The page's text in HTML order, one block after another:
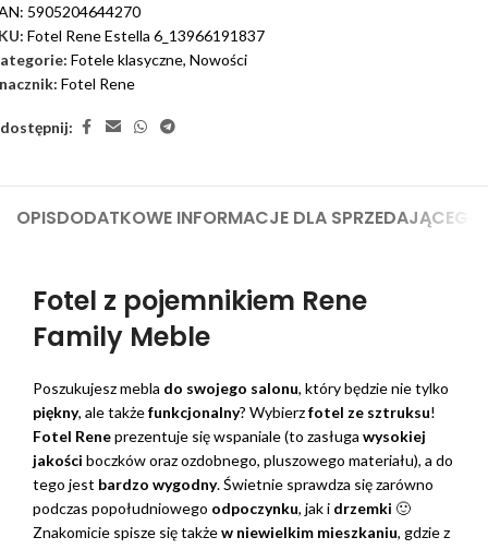
5905204644270
Fotel Rene Estella 6_13966191837
Fotele klasyczne, Nowości
Fotel Rene
OPISDODATKOWE INFORMACJE DLA SPRZEDAJĄCEGO
Fotel z pojemnikiem Rene
Family Meble
Poszukujesz mebla do swojego salonu, który będzie nie tylko
piękny, ale takżefunkcjonalny? Wybierzfotel ze sztruksu!
Fotel Reneprezentuje się wspaniale (to zasługa wysokiej
jakości boczków oraz ozdobnego, pluszowego materiału), a do
tego jest bardzo wygodny. Świetnie sprawdza się zarówno
podczas popołudniowego odpoczynku, jak i drzemki 🙂
Znakomicie spisze się takżew niewielkim mieszkaniu, gdzie z